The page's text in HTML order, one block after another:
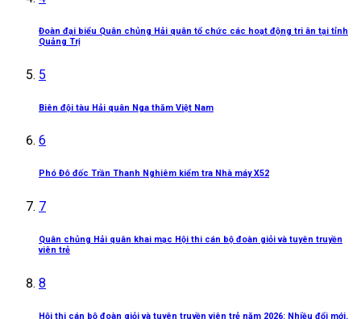
Đoàn đại biểu Quân chủng Hải quân tổ chức các hoạt động tri ân tại tỉnh
Quảng Trị
5
Biên đội tàu Hải quân Nga thăm Việt Nam
6
Phó Đô đốc Trần Thanh Nghiêm kiểm tra Nhà máy X52
7
Quân chủng Hải quân khai mạc Hội thi cán bộ đoàn giỏi và tuyên truyền
viên trẻ
8
Hội thi cán bộ đoàn giỏi và tuyên truyền viên trẻ năm 2026: Nhiều đổi mới,